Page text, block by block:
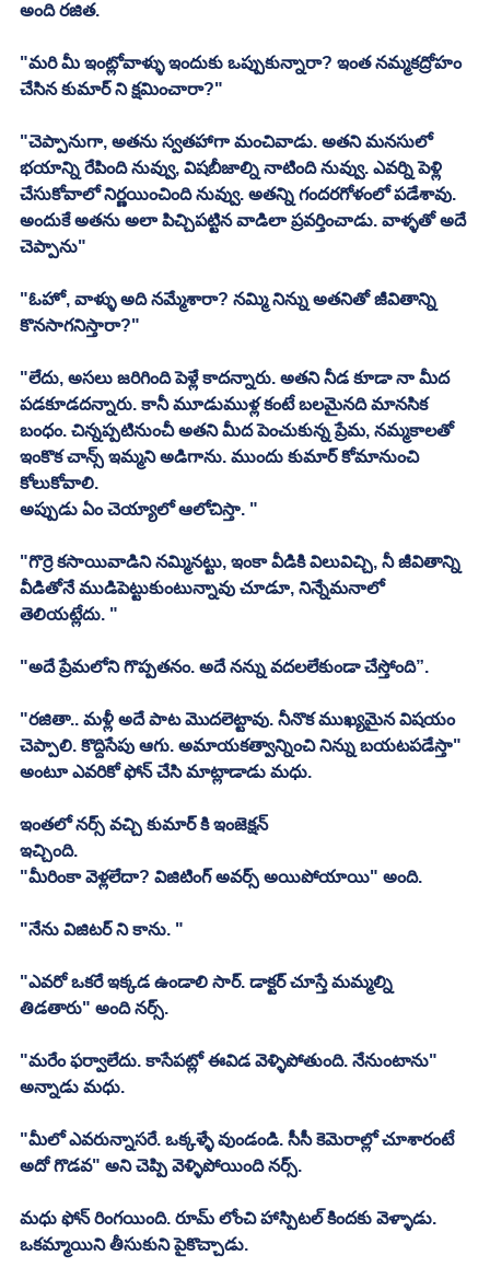
అంది రజిత.
"మరి మీ ఇంట్లోవాళ్ళు ఇందుకు ఒప్పుకున్నారా? ఇంత నమ్మకద్రోహం
చేసిన కుమార్ ని క్షమించారా?"
"చెప్పానుగా, అతను స్వతహాగా మంచివాడు. అతని మనసులో
భయాన్ని రేపింది నువ్వు, విషబీజాల్ని నాటింది నువ్వు. ఎవర్ని పెళ్లి
చేసుకోవాలో నిర్ణయించింది నువ్వు. అతన్ని గందరగోళంలో పడేశావు.
అందుకే అతను అలా పిచ్చిపట్టిన వాడిలా ప్రవర్తించాడు. వాళ్ళతో అదే
చెప్పాను"
"ఓహో, వాళ్ళు అది నమ్మేశారా? నమ్మి నిన్ను అతనితో జీవితాన్ని
కొనసాగనిస్తారా?"
"లేదు, అసలు జరిగింది పెళ్లే కాదన్నారు. అతని నీడ కూడా నా మీద
పడకూడదన్నారు. కానీ మూడుముళ్ల కంటే బలమైనది మానసిక
బంధం. చిన్నప్పటినుంచీ అతని మీద పెంచుకున్న ప్రేమ, నమ్మకాలతో
ఇంకొక చాన్స్ ఇమ్మని అడిగాను. ముందు కుమార్ కోమానుంచి
కోలుకోవాలి.
అప్పుడు ఏం చెయ్యాలో ఆలోచిస్తా. "
"గొర్రె కసాయివాడిని నమ్మినట్టు, ఇంకా వీడికి విలువిచ్చి, నీ జీవితాన్ని
వీడితోనే ముడిపెట్టుకుంటున్నావు చూడూ, నిన్నేమనాలో
తెలియట్లేదు. "
"అదే ప్రేమలోని గొప్పతనం. అదే నన్ను వదలలేకుండా చేస్తోంది”.
"రజితా.. మళ్లీ అదే పాట మొదలెట్టావు. నీనొక ముఖ్యమైన విషయం
చెప్పాలి. కొద్దిసేపు ఆగు. అమాయకత్వాన్నించి నిన్ను బయటపడేస్తా"
అంటూ ఎవరికో ఫోన్ చేసి మాట్లాడాడు మధు.
ఇంతలో నర్స్ వచ్చి కుమార్ కి ఇంజెక్షన్
ఇచ్చింది.
"మీరింకా వెళ్లలేదా? విజిటింగ్ అవర్స్ అయిపోయాయి" అంది.
"నేను విజిటర్ ని కాను. "
"ఎవరో ఒకరే ఇక్కడ ఉండాలి సార్. డాక్టర్ చూస్తే మమ్మల్ని
తిడతారు" అంది నర్స్.
"మరేం ఫర్వాలేదు. కాసేపట్లో ఈవిడ వెళ్ళిపోతుంది. నేనుంటాను"
అన్నాడు మధు.
"మీలో ఎవరున్నాసరే. ఒక్కళ్ళే వుండండి. సీసీ కెమెరాల్లో చూశారంటే
అదో గొడవ" అని చెప్పి వెళ్ళిపోయింది నర్స్.
మధు ఫోన్ రింగయింది. రూమ్ లోంచి హాస్పిటల్ కిందకు వెళ్ళాడు.
ఒకమ్మాయిని తీసుకుని పైకొచ్చాడు.